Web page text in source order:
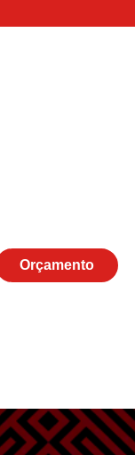
Orçamento